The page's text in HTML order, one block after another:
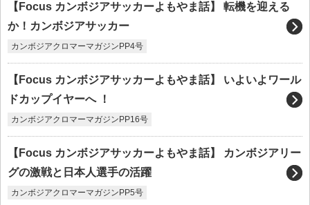
【Focus カンボジアサッカーよもやま話】 転機を迎える
か！カンボジアサッカー
カンボジアクロマーマガジンPP4号
【Focus カンボジアサッカーよもやま話】 いよいよワール
ドカップイヤーへ ！
カンボジアクロマーマガジンPP16号
【Focus カンボジアサッカーよもやま話】 カンボジアリー
グの激戦と日本人選手の活躍
カンボジアクロマーマガジンPP5号